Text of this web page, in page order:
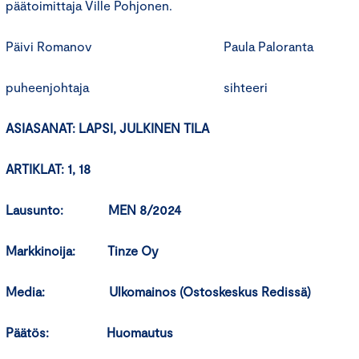
päätoimittaja Ville Pohjonen.
Päivi Romanov Paula Paloranta
puheenjohtaja sihteeri
ASIASANAT: LAPSI, JULKINEN TILA
ARTIKLAT: 1, 18
Lausunto: MEN 8/2024
Markkinoija: Tinze Oy
Media: Ulkomainos (Ostoskeskus Redissä)
Päätös: Huomautus